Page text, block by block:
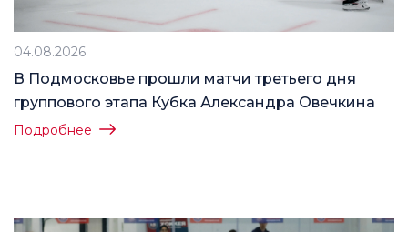
04.08.2026
В Подмосковье прошли матчи третьего дня
группового этапа Кубка Александра Овечкина
Подробнее